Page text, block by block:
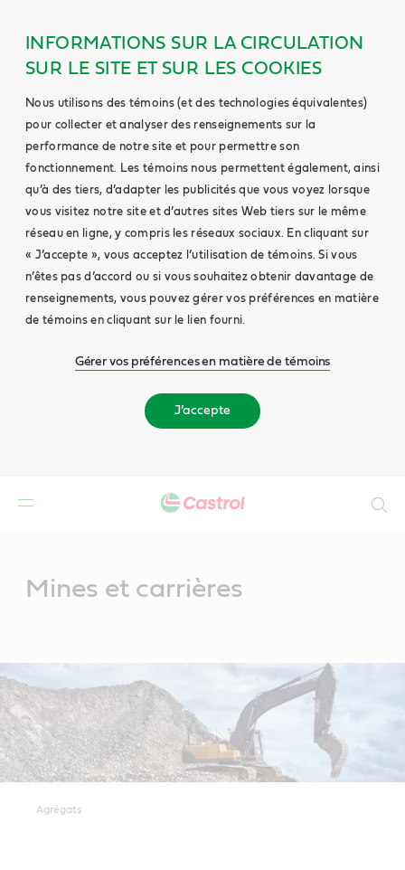
INFORMATIONS SUR LA CIRCULATION
SUR LE SITE ET SUR LES COOKIES
Nous utilisons des témoins (et des technologies équivalentes)
pour collecter et analyser des renseignements sur la
performance de notre site et pour permettre son
fonctionnement. Les témoins nous permettent également, ainsi
qu’à des tiers, d’adapter les publicités que vous voyez lorsque
vous visitez notre site et d’autres sites Web tiers sur le même
réseau en ligne, y compris les réseaux sociaux. En cliquant sur
« J’accepte », vous acceptez l’utilisation de témoins. Si vous
n’êtes pas d’accord ou si vous souhaitez obtenir davantage de
renseignements, vous pouvez gérer vos préférences en matière
de témoins en cliquant sur le lien fourni.
Gérer vos préférences en matière de témoins
J’accepte
Mines et carrières
Agrégats